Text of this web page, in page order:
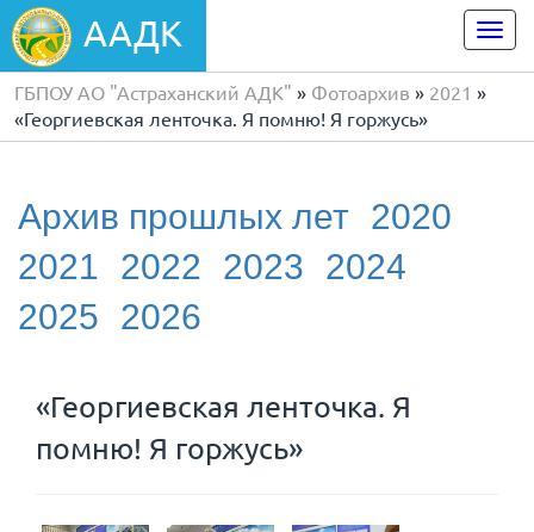
ААДК
ГБПОУ АО "Астраханский АДК" » Фотоархив » 2021 »
«Георгиевская ленточка. Я помню! Я горжусь»
Архив прошлых лет 2020
2021
2022 2023
2024
2025
2026
«Георгиевская ленточка. Я
помню! Я горжусь»